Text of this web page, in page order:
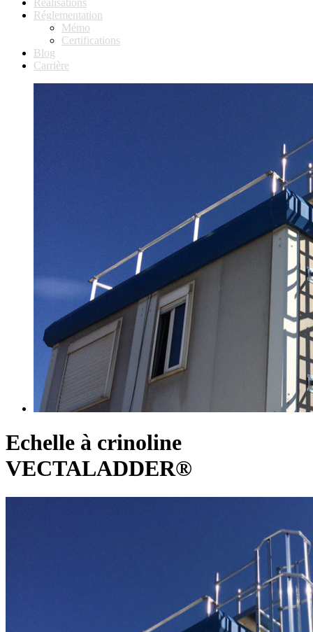
Réglementation
Mémo
Certifications
Blog
Carrière
Echelle à crinoline
VECTALADDER®